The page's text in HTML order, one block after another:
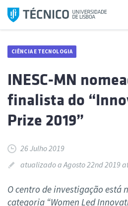
Saltar
para
CIÊNCIA E TECNOLOGIA
INESC-MN
finalista do
Prize 2019”
26 Julho 2019
atualizado a Agosto 22nd 2019
O centro de investigação está
categoria “Women Led